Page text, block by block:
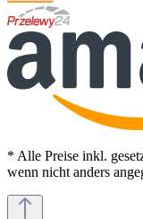
* Alle Preise inkl.
wenn nicht anders